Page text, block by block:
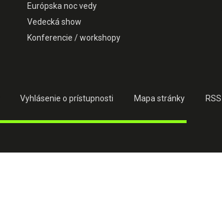
Európska noc vedy
Vedecká show
Konferencie / workshopy
Vyhlásenie o prístupnosti Mapa stránky RSS